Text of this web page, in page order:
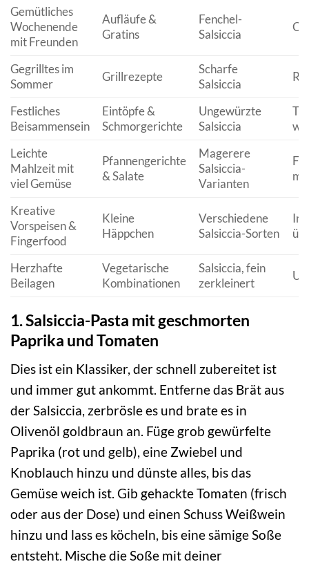
Gemütliches
Wochenende
mit Freunden
Aufläufe &
Gratins
Fenchel-
Salsiccia
Gegrilltes im
Sommer
Grillrezepte
Scharfe
Salsiccia
Festliches
Beisammensein
Eintöpfe &
Schmorgerichte
Ungewürzte
Salsiccia
Leichte
Mahlzeit mit
viel Gemüse
Pfannengerichte
& Salate
Magerere
Salsiccia-
Varianten
Kreative
Vorspeisen &
Fingerfood
Kleine
Häppchen
Verschiedene
Salsiccia-Sorten
Herzhafte
Beilagen
Vegetarische
Kombinationen
Salsiccia, fein
zerkleinert
1. Salsiccia-Pasta mit geschmorten
Paprika und Tomaten
Dies ist ein Klassiker, der schnell zubereitet ist
und immer gut ankommt. Entferne das Brät aus
der Salsiccia, zerbrösle es und brate es in
Olivenöl goldbraun an. Füge grob gewürfelte
Paprika (rot und gelb), eine Zwiebel und
Knoblauch hinzu und dünste alles, bis das
Gemüse weich ist. Gib gehackte Tomaten (frisch
oder aus der Dose) und einen Schuss Weißwein
hinzu und lass es köcheln, bis eine sämige Soße
entsteht. Mische die Soße mit deiner